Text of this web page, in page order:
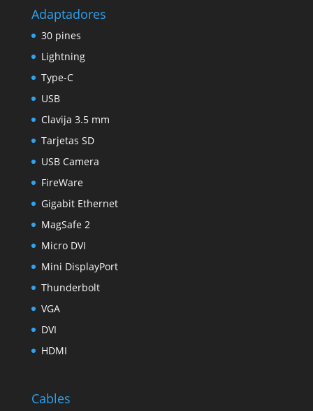
Adaptadores
30 pines
Lightning
Type-C
USB
Clavija 3.5 mm
Tarjetas SD
USB Camera
FireWare
Gigabit Ethernet
MagSafe 2
Micro DVI
Mini DisplayPort
Thunderbolt
VGA
DVI
HDMI
Cables